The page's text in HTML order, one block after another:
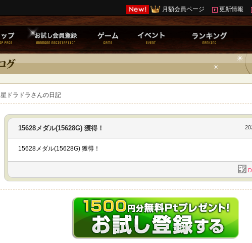
月額会員ページ 更新情報
星ドラドラさんの日記
15628メダル(15628G) 獲得！
15628メダル(15628G) 獲得！